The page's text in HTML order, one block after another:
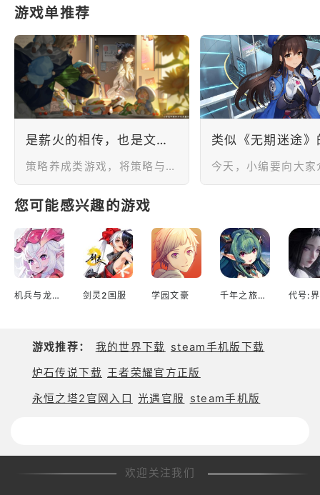
神一般的哈梅尔，一
个人就能镇住锈河数
以万计的死役，至少
在游戏七、八章的剧
情中官方已经为我们
大
游戏单推荐
是薪火的相传，也是文明的延续，几款世界观宏大的策略养成类游戏推荐！
​策略养成类游戏，将策略与养成相结合，既可以体验角色养成的成就感，又可以感受运筹帷幄的快感。而一款游戏，又是一个虚拟的小世界。当历史与现实相碰撞，站在过去与现在的时间轴，作为同行者的你该如何打破曲解，带领过去之物走向新生？当伫立在末日与文明的交叉口，作为决策者的你会做出什么样的抉择？当时间被暴雨冲刷倒退，目睹未来的瓦解的你又会如何走向新的黎明？将决定世界命运的棋子放置在你的手中，世界的未来尽数交付与你。
您可能感兴趣的游戏
机兵与龙日服 剑灵2国服 学园文豪 千年之旅台服 代号:界
游戏推荐： 我的世界下载 steam手机版下载
炉石传说下载 王者荣耀官方正版
永恒之塔2官网入口 光遇官服 steam手机版
欢迎关注我们